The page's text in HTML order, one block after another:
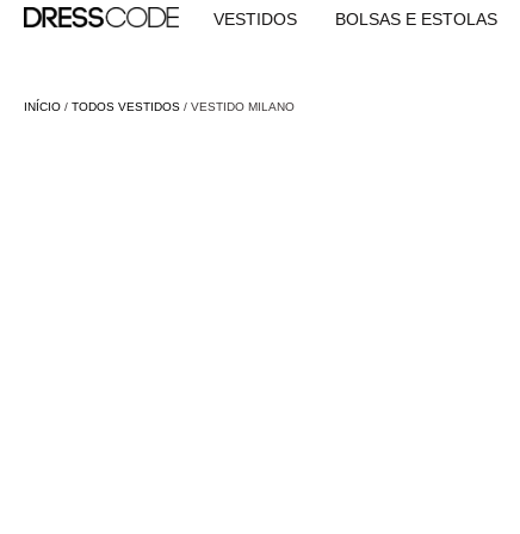
VESTIDOS BOLSAS E ESTOLAS
INÍCIO / TODOS VESTIDOS / VESTIDO MILANO